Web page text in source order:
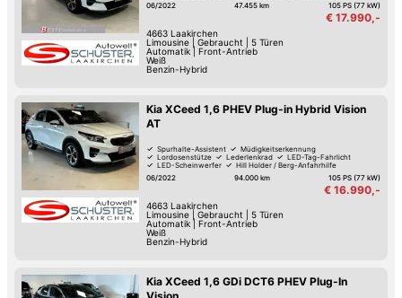
06/2022
47.455 km 105 PS (77 kW)
€ 17.990,-
4663 Laakirchen
Limousine| Gebraucht
5 Türen
Automatik| Front-Antrieb
Weiß
Benzin-Hybrid
Kia XCeed 1,6 PHEV Plug-in Hybrid Vision
AT
Spurhalte-Assistent
Müdigkeitserkennung
Lordosenstütze
Lederlenkrad
LED-Tag-Fahrlicht
LED-Scheinwerfer
Hill Holder / Berg-Anfahrhilfe
Beheiztes Lenkrad
06/2022 94.000 km 105 PS (77 kW)
€ 16.990,-
4663 Laakirchen
Limousine| Gebraucht
5 Türen
Automatik| Front-Antrieb
Weiß
Benzin-Hybrid
Kia XCeed 1,6 GDi DCT6 PHEV Plug-In